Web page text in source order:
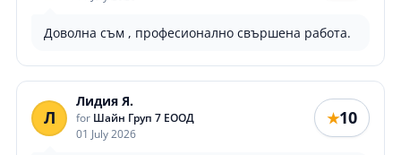
Доволна съм , професионално свършена работа.
Л
Лидия Я.
for Шайн Груп 7 ЕООД
01 July 2026
★10